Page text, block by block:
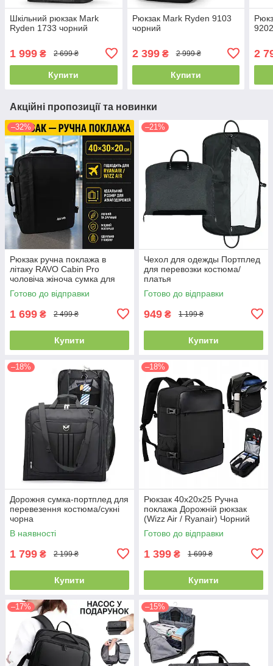
Шкільний рюкзак Mark
Ryden 1733 чорний
1 999 ₴ 2 699 ₴
Купити
Рюкзак Mark Ryden 9103
чорний
2 399₴ 2 999 ₴
Купити
2
Акційні пропозиції та новинки
–32%
Рюкзак ручна поклажа в
літаку RAVO Cabin Pro
чоловіча жіноча сумка для
ручної поклажі під крісло в
літак Ryanair Wizz Air чорний
Готово до відправки
1 699 ₴ 2 499 ₴
Купити
–21%
Чехол для одежды Портплед
для перевозки костюма/
платья
Готово до відправки
949 ₴ 1 199 ₴
Купити
–18%
Дорожня сумка-портплед для
перевезення костюма/сукні
чорна
В наявності
1 799 ₴ 2 199 ₴
Купити
–18%
Рюкзак 40х20х25 Ручна
поклажа Дорожній рюкзак
(Wizz Air / Ryanair) Чорний
Готово до відправки
1 399 ₴ 1 699 ₴
Купити
–17% –15%